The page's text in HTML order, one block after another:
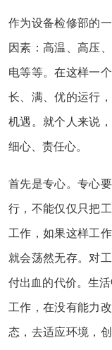
作为设备检修部的
因素：高温、高压
电等等。在这样一
长、满、优的运行
机遇。就个人来说
细心、责任心。
首先是专心。专心
行，不能仅仅只把
工作，如果这样工
就会荡然无存。对
付出血的代价。生
工作，在没有能力
态，去适应环境，